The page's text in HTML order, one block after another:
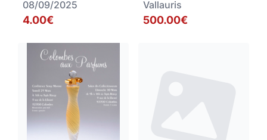
08/09/2025
4.00€
Vallauris
500.00€